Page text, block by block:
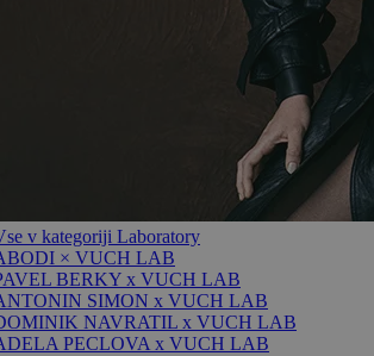
v kategoriji Laboratory
× VUCH LAB
BERKY x VUCH LAB
SIMON x VUCH LAB
NAVRATIL x VUCH LAB
PECLOVA x VUCH LAB